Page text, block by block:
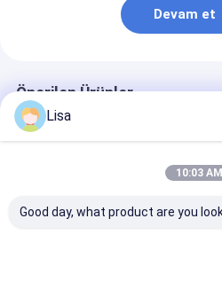
Devam et
Önerilen Ürünler
Lisa
10:03 AM
Good day, what product are you